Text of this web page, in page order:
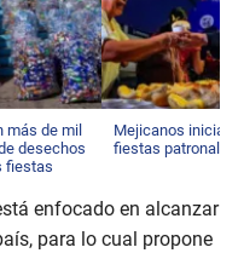
más de mil
desechos
fiestas
Mejicanos inicia
fiestas patronales
enfocado en alcanzar
para lo cual propone